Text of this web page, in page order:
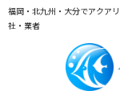
福岡・北九州・大分でアクア
社・業者